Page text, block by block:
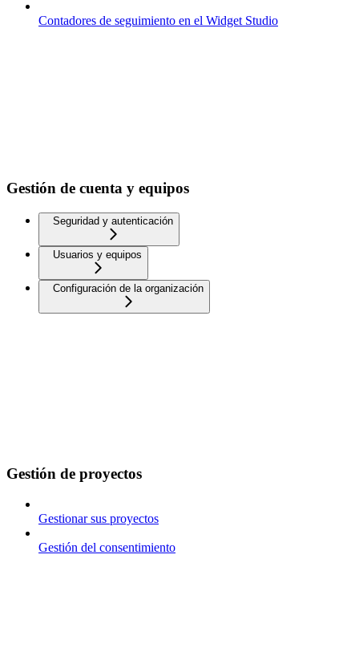
Contadores de seguimiento en el Widget Studio
Gestión de cuenta y equipos
Seguridad y autenticación
Usuarios y equipos
Configuración de la organización
Gestión de proyectos
Gestionar sus proyectos
Gestión del consentimiento